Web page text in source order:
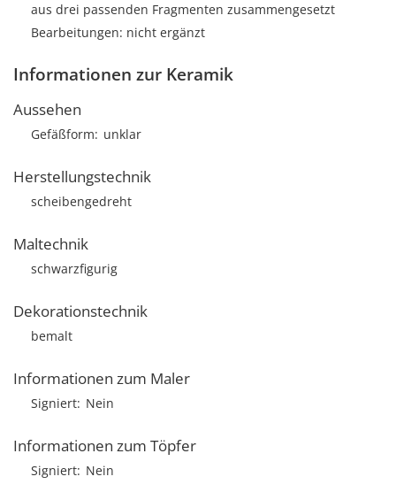
aus drei passenden Fragmenten zusammengesetzt
Bearbeitungen: nicht ergänzt
Informationen zur Keramik
Aussehen
Gefäßform unklar
Herstellungstechnik
scheibengedreht
Maltechnik
schwarzfigurig
Dekorationstechnik
bemalt
Informationen zum Maler
Signiert Nein
Informationen zum Töpfer
Signiert Nein